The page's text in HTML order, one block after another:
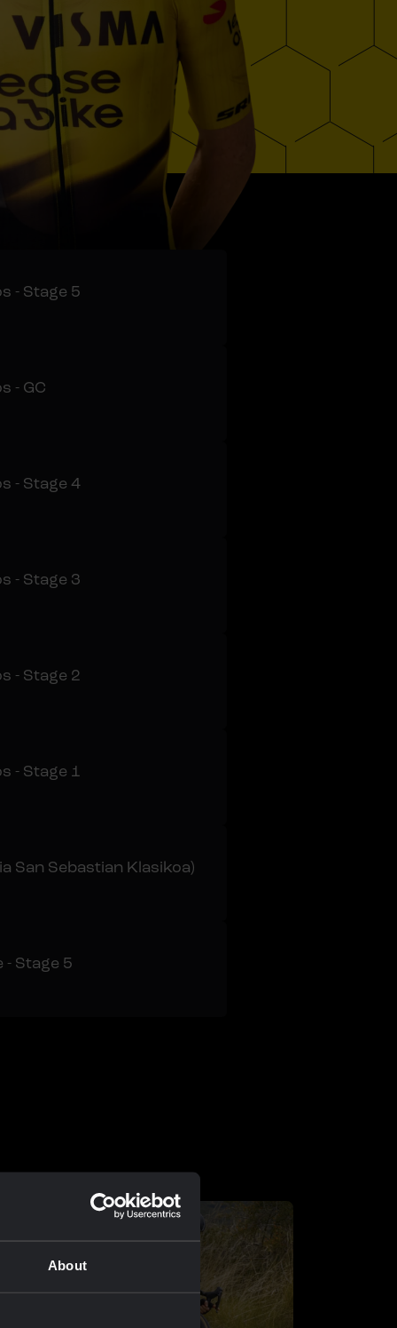
About
- Stage 5
- GC
- Stage 4
- Stage 3
- Stage 2
- Stage 1
San Sebastian Klasikoa)
- Stage 5